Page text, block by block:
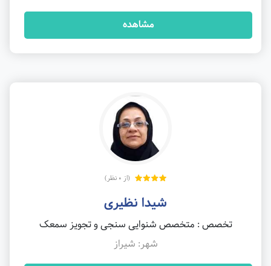
مشاهده
(از 0 نظر)
شیدا نظیری
تخصص : متخصص شنوایی سنجی و تجویز سمعک
شهر: شیراز